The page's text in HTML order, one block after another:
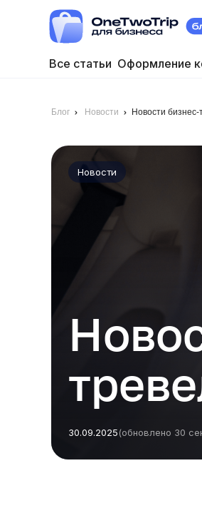
Все статьи Оформление
Блог Новости Новости
Новости
30.09.2025(обновлено 30